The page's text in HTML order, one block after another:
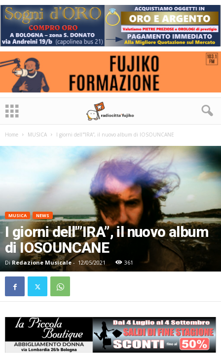
Home MUSICA I giorni dell'”IRA”, il nuovo album di IOSOUNCANE
MUSICA NEWS
I giorni dell'”IRA”, il nuovo album
di IOSOUNCANE
Di Redazione Musicale- 12/05/2021 361